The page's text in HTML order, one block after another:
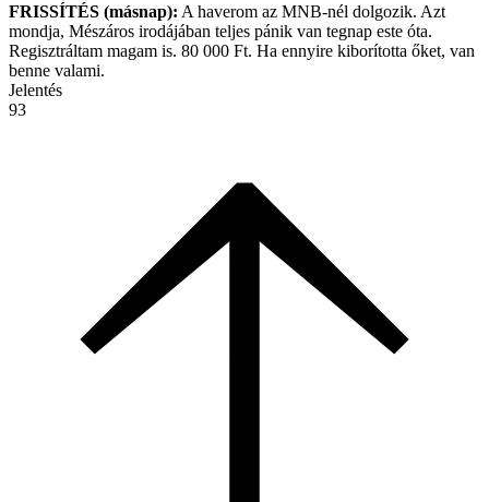
FRISSÍTÉS (másnap): A haverom az MNB-nél dolgozik. Azt
mondja, Mészáros irodájában teljes pánik van tegnap este óta.
Regisztráltam magam is. 80 000 Ft. Ha ennyire kiborította őket, van
benne valami.
Jelentés
93